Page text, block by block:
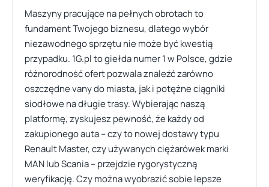
Maszyny pracujące na pełnych obrotach to
fundament Twojego biznesu, dlatego wybór
niezawodnego sprzętu nie może być kwestią
przypadku. 1G.pl to giełda numer 1 w Polsce, gdzie
różnorodność ofert pozwala znaleźć zarówno
oszczędne vany do miasta, jak i potężne ciągniki
siodłowe na długie trasy. Wybierając naszą
platformę, zyskujesz pewność, że każdy od
zakupionego auta – czy to nowej dostawy typu
Renault Master, czy używanych ciężarówek marki
MAN lub Scania – przejdzie rygorystyczną
weryfikację. Czy można wyobrazić sobie lepsze